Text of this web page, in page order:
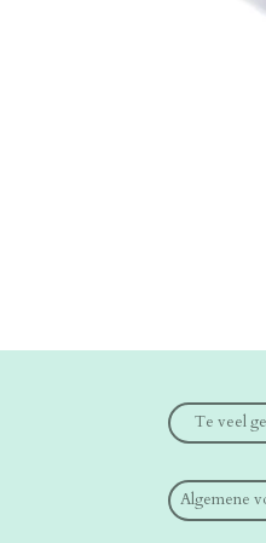
Te veel
Algemene